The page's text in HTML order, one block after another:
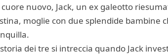
nuovo, Jack, un ex galeotto
moglie con due splendide bambine
dei tre si intreccia quando Jack